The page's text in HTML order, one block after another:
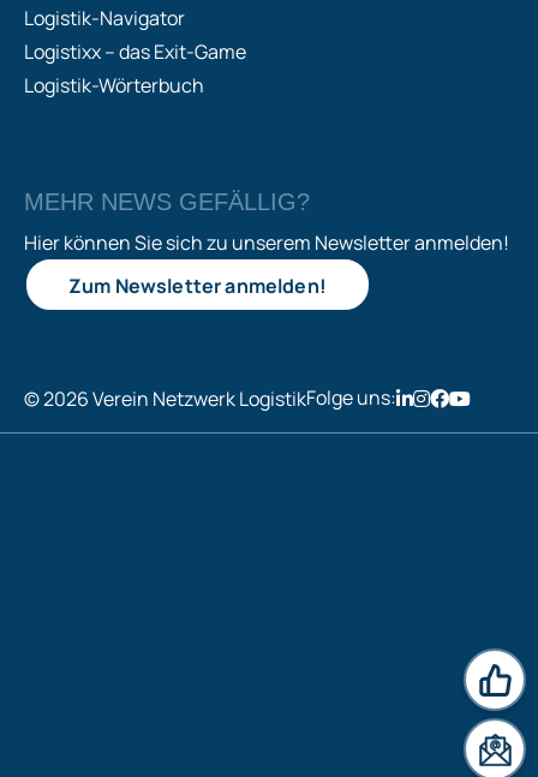
Logistik-Navigator
Logistixx – das Exit-Game
Logistik-Wörterbuch
MEHR NEWS GEFÄLLIG?
Hier können Sie sich zu unserem Newsletter anmelden!
Zum Newsletter anmelden!
© 2026 Verein Netzwerk LogistikFolge uns: